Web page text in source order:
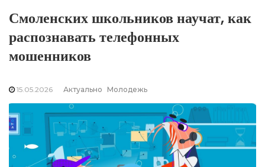
Смоленских школьников научат, как
распознавать телефонных
мошенников
15.05.2026 Актуально Молодежь